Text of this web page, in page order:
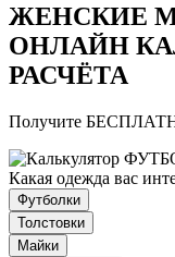
ЖЕНСКИЕ
ОНЛАЙН
РАСЧЁТА
Получите
Какая одежда вас
Футболки
Толстовки
Майки